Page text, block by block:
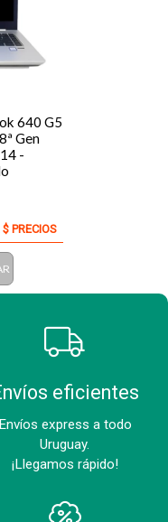
640 G5
Gen
-
PRECIOS
eficientes
Envíos express a todo
Uruguay.
¡Llegamos rápido!